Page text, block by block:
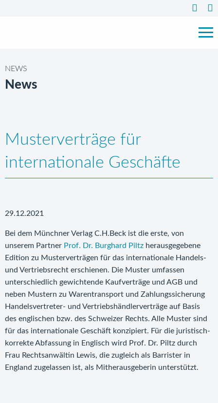
NEWS
News
Musterverträge für
internationale Geschäfte
29.12.2021
Bei dem Münchner Verlag C.H.Beck ist die erste, von
unserem Partner Prof. Dr. Burghard Piltz herausgegebene
Edition zu Musterverträgen für das internationale Handels-
und Vertriebsrecht erschienen. Die Muster umfassen
unterschiedlich gewichtende Kaufverträge und AGB und
neben Mustern zu Warentransport und Zahlungssicherung
Handelsvertreter- und Vertriebshändlerverträge auf Basis
des englischen bzw. des Schweizer Rechts. Alle Muster sind
für das internationale Geschäft konzipiert. Für die juristisch-
korrekte Abfassung in Englisch wird Prof. Dr. Piltz durch
Frau Rechtsanwältin Lewis, die zugleich als Barrister in
England zugelassen ist, als Mitherausgeberin unterstützt.